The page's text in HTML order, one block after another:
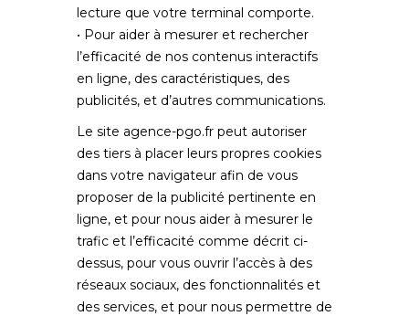
lecture que votre terminal comporte.
• Pour aider à mesurer et rechercher
l’efficacité de nos contenus interactifs
en ligne, des caractéristiques, des
publicités, et d’autres communications.
Le site agence-pgo.fr peut autoriser
des tiers à placer leurs propres cookies
dans votre navigateur afin de vous
proposer de la publicité pertinente en
ligne, et pour nous aider à mesurer le
trafic et l’efficacité comme décrit ci-
dessus, pour vous ouvrir l’accès à des
réseaux sociaux, des fonctionnalités et
des services, et pour nous permettre de